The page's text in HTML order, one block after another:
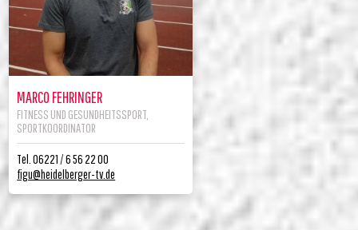
MARCO FEHRINGER
FITNESS UND GESUNDHEITSSPORT,
SPORTKOORDINATOR
Tel. 06221 / 6 56 22 00
figu@heidelberger-tv.de